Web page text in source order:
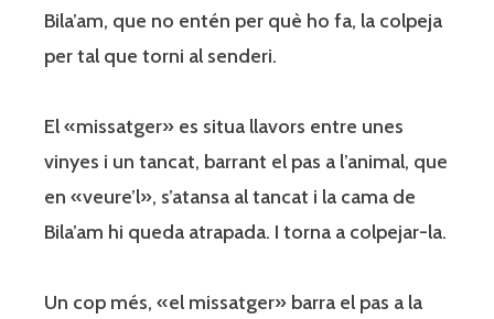
Bila’am, que no entén per què ho fa, la colpeja
per tal que torni al senderi.
El «missatger» es situa llavors entre unes
vinyes i un tancat, barrant el pas a l’animal, que
en «veure’l», s’atansa al tancat i la cama de
Bila’am hi queda atrapada. I torna a colpejar-la.
Un cop més, «el missatger» barra el pas a la